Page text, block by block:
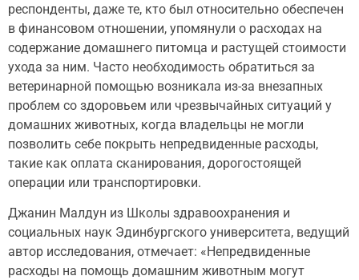
респонденты, даже те, кто был относительно обеспечен
в финансовом отношении, упомянули о расходах на
содержание домашнего питомца и растущей стоимости
ухода за ним. Часто необходимость обратиться за
ветеринарной помощью возникала из-за внезапных
проблем со здоровьем или чрезвычайных ситуаций у
домашних животных, когда владельцы не могли
позволить себе покрыть непредвиденные расходы,
такие как оплата сканирования, дорогостоящей
операции или транспортировки.
Джанин Малдун из Школы здравоохранения и
социальных наук Эдинбургского университета, ведущий
автор исследования, отмечает: «Непредвиденные
расходы на помощь домашним животным могут